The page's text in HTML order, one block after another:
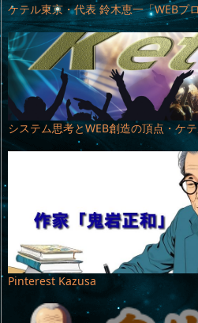
ケテル東京・代表 鈴木恵一「WEBプ
システム思考とWEB創造の頂点・ケ
Pinterest Kazusa